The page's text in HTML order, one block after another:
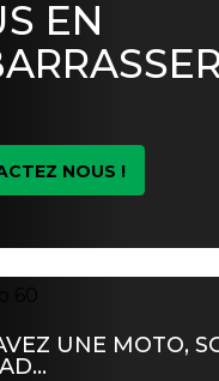
EN
NOUS !
UNE MOTO,